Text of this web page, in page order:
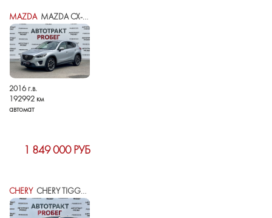
MAZDAMAZDA CX-5 I РЕСТАЙЛИНГ
2016 г.в.
192992 км
автомат
1 849 000 РУБ
CHERY CHERY TIGGO 4 I РЕСТАЙЛИНГ 2